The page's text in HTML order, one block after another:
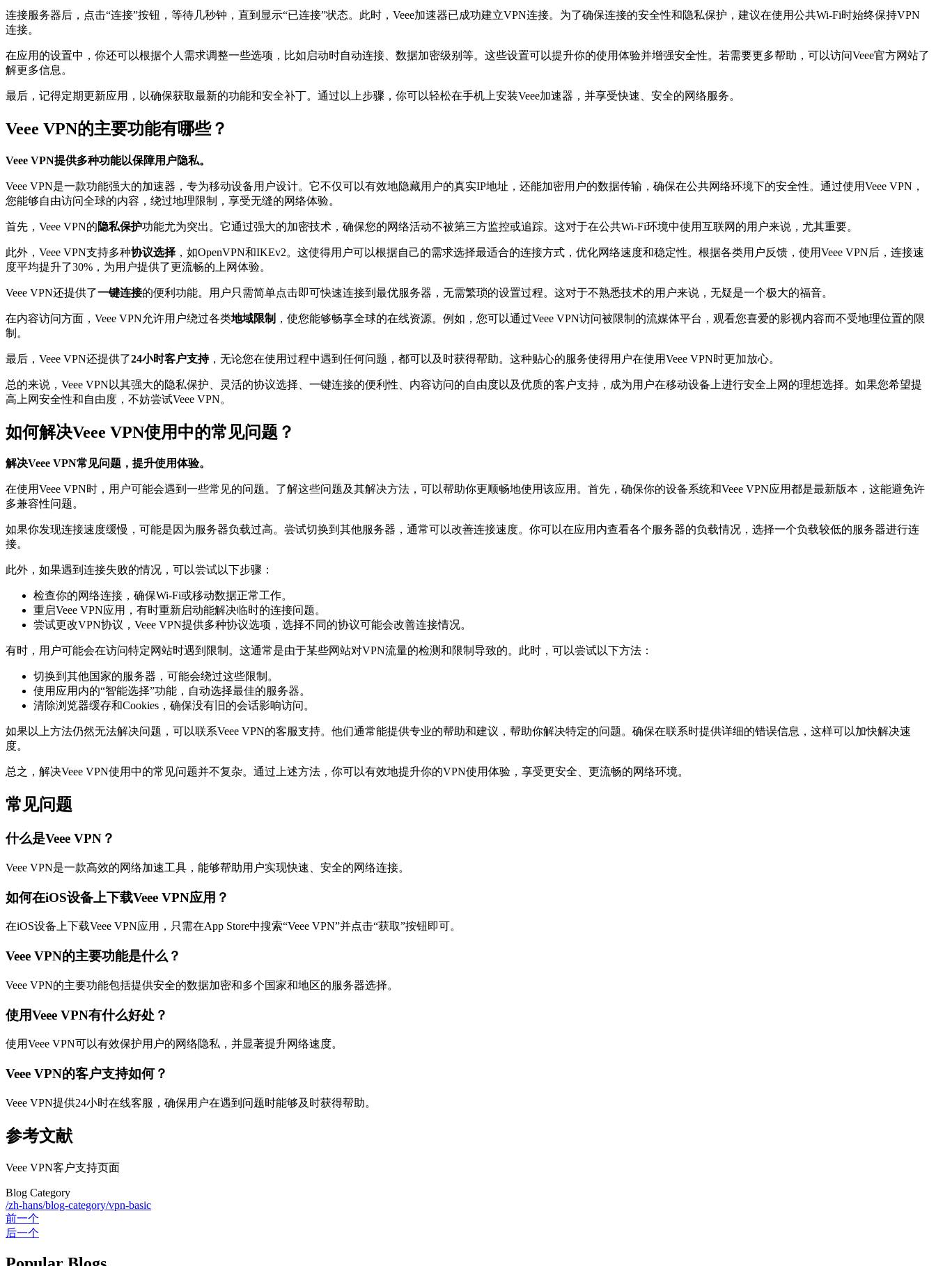
连接服务器后，点击“连接”按钮，等待几秒钟，直到显示“已连接”状态。此时，Veee加速器已成功建立VPN连接。为了确保连接的安全性和隐私保护，建议在使用公共Wi-Fi时始终保持VPN
连接。
在应用的设置中，你还可以根据个人需求调整一些选项，比如启动时自动连接、数据加密级别等。这些设置可以提升你的使用体验并增强安全性。若需要更多帮助，可以访问Veee官方网站了
解更多信息。
最后，记得定期更新应用，以确保获取最新的功能和安全补丁。通过以上步骤，你可以轻松在手机上安装Veee加速器，并享受快速、安全的网络服务。
Veee VPN的主要功能有哪些？
Veee VPN提供多种功能以保障用户隐私。
Veee VPN是一款功能强大的加速器，专为移动设备用户设计。它不仅可以有效地隐藏用户的真实IP地址，还能加密用户的数据传输，确保在公共网络环境下的安全性。通过使用Veee VPN，
您能够自由访问全球的内容，绕过地理限制，享受无缝的网络体验。
首先，Veee VPN的隐私保护功能尤为突出。它通过强大的加密技术，确保您的网络活动不被第三方监控或追踪。这对于在公共Wi-Fi环境中使用互联网的用户来说，尤其重要。
此外，Veee VPN支持多种协议选择 ，如OpenVPN和IKEv2。这使得用户可以根据自己的需求选择最适合的连接方式，优化网络速度和稳定性。根据各类用户反馈，使用Veee VPN后，连接速
度平均提升了30%，为用户提供了更流畅的上网体验。
Veee VPN还提供了一键连接的便利功能。用户只需简单点击即可快速连接到最优服务器，无需繁琐的设置过程。这对于不熟悉技术的用户来说，无疑是一个极大的福音。
在内容访问方面，Veee VPN允许用户绕过各类地域限制 ，使您能够畅享全球的在线资源。例如，您可以通过Veee VPN访问被限制的流媒体平台，观看您喜爱的影视内容而不受地理位置的限
制。
最后，Veee VPN还提供了24小时客户支持，无论您在使用过程中遇到任何问题，都可以及时获得帮助。这种贴心的服务使得用户在使用Veee VPN时更加放心。
总的来说，Veee VPN以其强大的隐私保护、灵活的协议选择、一键连接的便利性、内容访问的自由度以及优质的客户支持，成为用户在移动设备上进行安全上网的理想选择。如果您希望提
高上网安全性和自由度，不妨尝试Veee VPN。
如何解决Veee VPN使用中的常见问题？
解决Veee VPN常见问题，提升使用体验。
在使用Veee VPN时，用户可能会遇到一些常见的问题。了解这些问题及其解决方法，可以帮助你更顺畅地使用该应用。首先，确保你的设备系统和Veee VPN应用都是最新版本，这能避免许
多兼容性问题。
如果你发现连接速度缓慢，可能是因为服务器负载过高。尝试切换到其他服务器，通常可以改善连接速度。你可以在应用内查看各个服务器的负载情况，选择一个负载较低的服务器进行连
接。
此外，如果遇到连接失败的情况，可以尝试以下步骤：
检查你的网络连接，确保Wi-Fi或移动数据正常工作。
重启Veee VPN应用，有时重新启动能解决临时的连接问题。
尝试更改VPN协议，Veee VPN提供多种协议选项，选择不同的协议可能会改善连接情况。
有时，用户可能会在访问特定网站时遇到限制。这通常是由于某些网站对VPN流量的检测和限制导致的。此时，可以尝试以下方法：
切换到其他国家的服务器，可能会绕过这些限制。
使用应用内的“智能选择”功能，自动选择最佳的服务器。
清除浏览器缓存和Cookies，确保没有旧的会话影响访问。
如果以上方法仍然无法解决问题，可以联系Veee VPN的客服支持。他们通常能提供专业的帮助和建议，帮助你解决特定的问题。确保在联系时提供详细的错误信息，这样可以加快解决速
度。
总之，解决Veee VPN使用中的常见问题并不复杂。通过上述方法，你可以有效地提升你的VPN使用体验，享受更安全、更流畅的网络环境。
常见问题
什么是Veee VPN？
Veee VPN是一款高效的网络加速工具，能够帮助用户实现快速、安全的网络连接。
如何在iOS设备上下载Veee VPN应用？
在iOS设备上下载Veee VPN应用，只需在App Store中搜索“Veee VPN”并点击“获取”按钮即可。
Veee VPN的主要功能是什么？
Veee VPN的主要功能包括提供安全的数据加密和多个国家和地区的服务器选择。
使用Veee VPN有什么好处？
使用Veee VPN可以有效保护用户的网络隐私，并显著提升网络速度。
Veee VPN的客户支持如何？
Veee VPN提供24小时在线客服，确保用户在遇到问题时能够及时获得帮助。
参考文献
Veee VPN客户支持页面
Blog Category
/zh-hans/blog-category/vpn-basic
前一个
后一个